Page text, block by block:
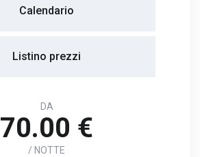
Calendario
Listino prezzi
DA
70.00 €
/ NOTTE